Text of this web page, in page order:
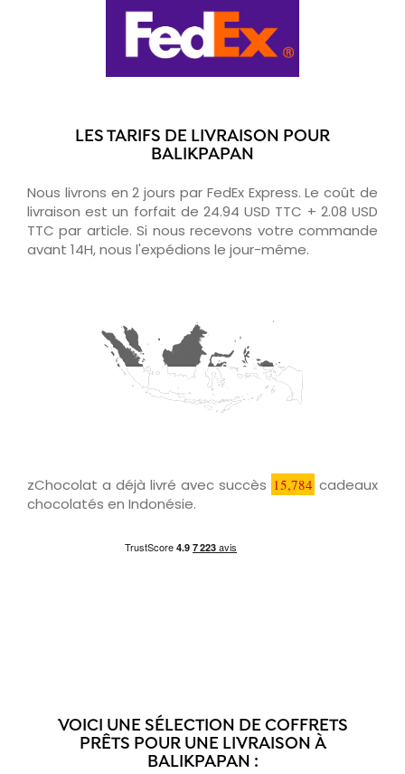
LES TARIFS DE LIVRAISON POUR
BALIKPAPAN
Nous livrons en 2 jours par FedEx Express. Le coût de
livraison est un forfait de 24.94 USD TTC + 2.08 USD
TTC par article. Si nous recevons votre commande
avant 14H, nous l'expédions le jour-même.
zChocolat a déjà livré avec succès 15,784 cadeaux
chocolatés en Indonésie.
VOICI UNE SÉLECTION DE COFFRETS
PRÊTS POUR UNE LIVRAISON À
BALIKPAPAN :